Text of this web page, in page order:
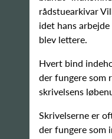
rådstuearkivar
idet hans
blev lettere.
Hvert bind
der fungere som
skrivelsens
Skrivelserne er
der fungere som